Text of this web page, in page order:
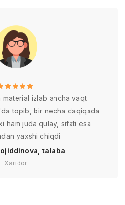
material izlab ancha vaqt
topib, bir necha daqiqada
ham juda qulay, sifati esa
yaxshi chiqdi
talaba
Xaridor